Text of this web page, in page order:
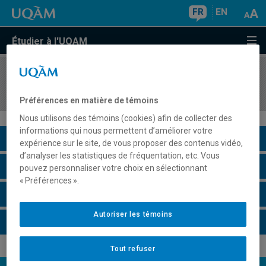
FR EN
Étudier à l'UQAM
COURS//
Description du cours
Horaire - Été 2026
Préférences en matière de témoins
Nous utilisons des témoins (cookies) afin de collecter des
informations qui nous permettent d’améliorer votre
expérience sur le site, de vous proposer des contenus vidéo,
d’analyser les statistiques de fréquentation, etc. Vous
pouvez personnaliser votre choix en sélectionnant
« Préférences ».
Tout refuser
Autoriser les témoins